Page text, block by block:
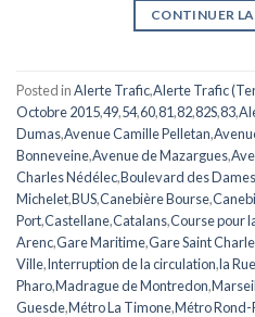
CONTINUER
Posted inAlerte Trafic,Alerte Trafic
Octobre 2015,49,54,60,81,82,82S,83,
Dumas,Avenue Camille Pelletan,
Bonneveine,Avenue de Mazargues,
Charles Nédélec,Boulevard des Dames
Michelet,BUS,Canebière Bourse,
Port,Castellane,Catalans,Course pour
Arenc,Gare Maritime,Gare Saint
Ville,Interruption de la circulation,la
Pharo,Madrague de Montredon,
Guesde,Métro La Timone,Métro Rond-